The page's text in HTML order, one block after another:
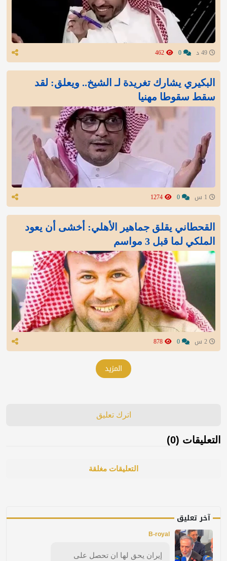
البكيري يشارك تغريدة لـ الشيخ.. ويعلق: لقد
سقط سقوطا مهنيا
القحطاني يقلق جماهير الأهلي: أخشى أن يعود
الملكي لما قبل 3 مواسم
المزيد
اترك تعليق
التعليقات (0)
التعليقات مغلقة
آخر تعليق
B-royal
إيران يحق لها ان تحصل على